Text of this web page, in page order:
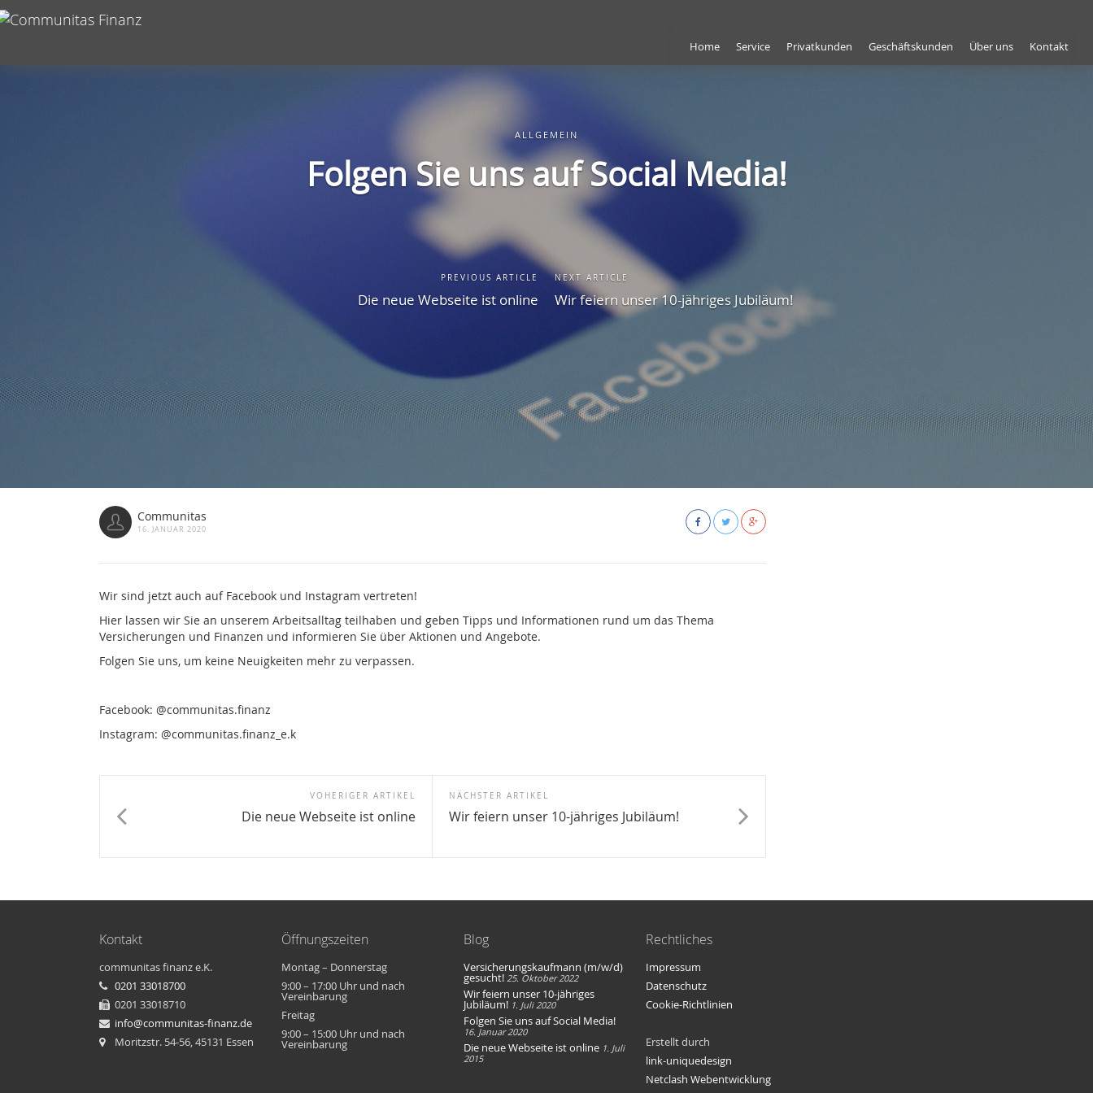
ALLGEMEIN
Folgen Sie uns auf Social Media!
PREVIOUS ARTICLE
Die neue Webseite ist online
NEXT ARTICLE
Wir feiern unser 10-jähriges Jubiläum!
Home Service Privatkunden Geschäftskunden Über uns Kontakt
Communitas
16. JANUAR 2020
Wir sind jetzt auch auf Facebook und Instagram vertreten!
Hier lassen wir Sie an unserem Arbeitsalltag teilhaben und geben Tipps und Informationen rund um das Thema
Versicherungen und Finanzen und informieren Sie über Aktionen und Angebote.
Folgen Sie uns, um keine Neuigkeiten mehr zu verpassen.
Facebook: @communitas.finanz
Instagram: @communitas.finanz_e.k
VOHERIGER ARTIKEL
Die neue Webseite ist online
NÄCHSTER ARTIKEL
Wir feiern unser 10-jähriges Jubiläum!
Kontakt
communitas finanz e.K.
0201 33018700
0201 33018710
info@communitas-finanz.de
Moritzstr. 54-56, 45131 Essen
Öffnungszeiten
Montag – Donnerstag
9:00 – 17:00 Uhr und nach
Vereinbarung
Freitag
9:00 – 15:00 Uhr und nach
Vereinbarung
Blog
Versicherungskaufmann (m/w/d)
gesucht! 25. Oktober 2022
Wir feiern unser 10-jähriges
Jubiläum! 1. Juli 2020
Folgen Sie uns auf Social Media!
16. Januar 2020
Die neue Webseite ist online 1. Juli
2015
Rechtliches
Impressum
Datenschutz
Cookie-Richtlinien
Erstellt durch
link-uniquedesign
Netclash Webentwicklung